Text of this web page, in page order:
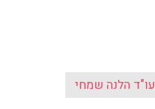
עו"ד הלנה שמחי